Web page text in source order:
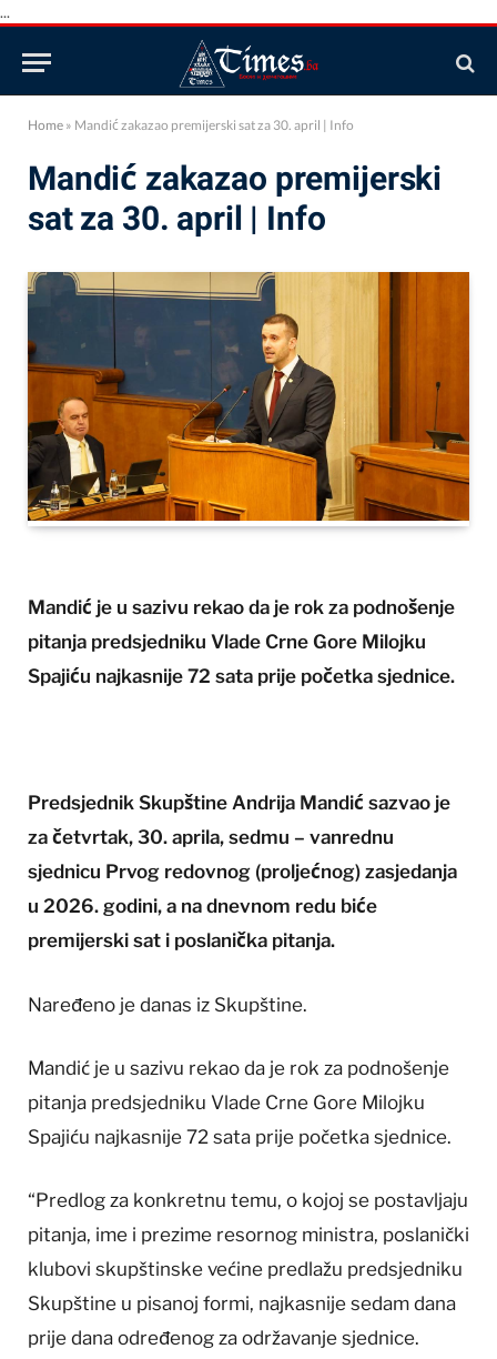
...
Home » Mandić zakazao premijerski sat za 30. april | Info
Mandić zakazao premijerski
sat za 30. april | Info
Mandić je u sazivu rekao da je rok za podnošenje
pitanja predsjedniku Vlade Crne Gore Milojku
Spajiću najkasnije 72 sata prije početka sjednice.
Predsjednik Skupštine Andrija Mandić sazvao je
za četvrtak, 30. aprila, sedmu – vanrednu
sjednicu Prvog redovnog (proljećnog) zasjedanja
u 2026. godini, a na dnevnom redu biće
premijerski sat i poslanička pitanja.
Naređeno je danas iz Skupštine.
Mandić je u sazivu rekao da je rok za podnošenje
pitanja predsjedniku Vlade Crne Gore Milojku
Spajiću najkasnije 72 sata prije početka sjednice.
“Predlog za konkretnu temu, o kojoj se postavljaju
pitanja, ime i prezime resornog ministra, poslanički
klubovi skupštinske većine predlažu predsjedniku
Skupštine u pisanoj formi, najkasnije sedam dana
prije dana određenog za održavanje sjednice.